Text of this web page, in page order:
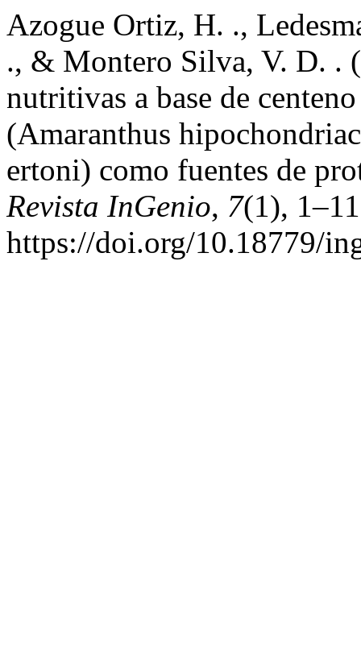
Azogue Ortiz, H. .,
., & Montero Silva, V. D. .
nutritivas a base de
(Amaranthus
ertoni) como fuentes de
Revista InGenio, 7(1),
https://doi.org/10.18779/